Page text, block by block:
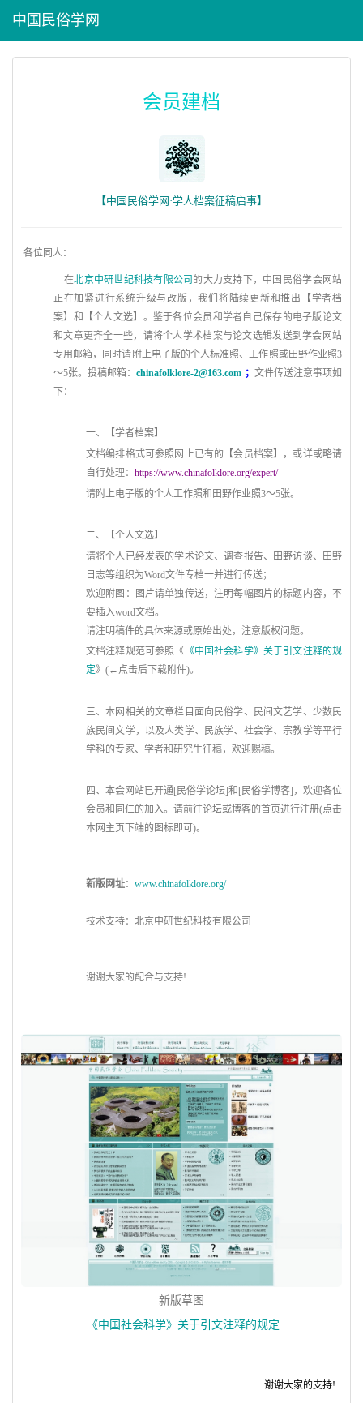
中国民俗学网
会员建档
【中国民俗学网·学人档案征稿启事】
各位同人：
在北京中研世纪科技有限公司 的大力支持下，中国民俗学会网站
正在加紧进行系统升级与改版，我们将陆续更新和推出【学者档
案】和【个人文选】。 鉴于各位会员和学者自己保存的电子版论文
和文章更齐全一些，请将个人学术档案与论文选辑发送到学会网站
专用邮箱，同时请附上电子版的个人标准照、工作照或田野作业照3
～5张。投稿邮箱：chinafolklore-2@163.com ； 文件传送注意事项如
下：
一、【学者档案】
文档编排格式可参照网上已有的【会员档案】，或详或略请
自行处理： https://www.chinafolklore.org/expert/
请附上电子版的个人工作照和田野作业照3～5张。
二、【个人文选】
请将个人已经发表的学术论文、调查报告、田野访谈、田野
日志等组织为Word文件专档一并进行传送；
欢迎附图：图片请单独传送，注明每幅图片的标题内容，不
要插入word文档。
请注明稿件的具体来源或原始出处，注意版权问题。
文档注释规范可参照《 《中国社会科学》关于引文注释的规
定》(←点击后下载附件)。
三、本网相关的文章栏目面向民俗学、民间文艺学、少数民
族民间文学，以及人类学、民族学、社会学、宗教学等平行
学科的专家、学者和研究生征稿，欢迎赐稿。
四、 本会网站已开通[民俗学论坛]和[民俗学博客]，欢迎各位
会员和同仁的加入。请前往论坛或博客的首页进行注册(点击
本网主页下端的图标即可)。
新版网址： www.chinafolklore.org/
技术支持：北京中研世纪科技有限公司
谢谢大家的配合与支持!
新版草图
《中国社会科学》关于引文注释的规定
谢谢大家的支持!